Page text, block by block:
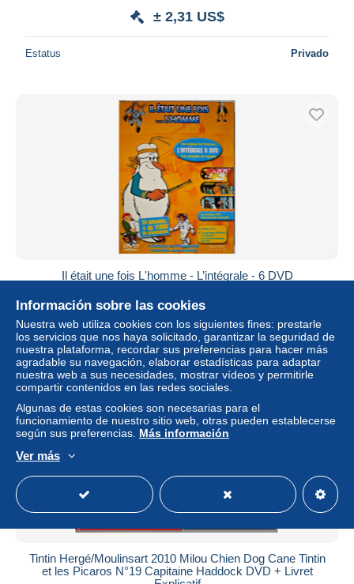
± 2,31 US$
Estatus Privado
Il était une fois L'homme - L’intégrale - 6 DVD
± 17,34 US$
Estatus Privado
Tintin Hergé/Moulinsart 2010 Milou Chien Dog Cane Tintin
et les Picaros N°19 Capitaine Haddock DVD + Livret
Información sobre las cookies
Nuestra web utiliza cookies con los siguientes fines: prestarle
los servicios que nos haya solicitado, garantizar la seguridad de
nuestra plataforma, recordar sus preferencias para hacer más
agradable su navegación, elaborar estadísticas para adaptar
nuestra web a sus necesidades, mostrar vídeos y permitirle
compartir contenidos en las redes sociales.
Algunas de estas cookies son necesarias para el
funcionamiento de nuestro sitio web, otras pueden establecerse
según sus preferencias. Más información
Ver más